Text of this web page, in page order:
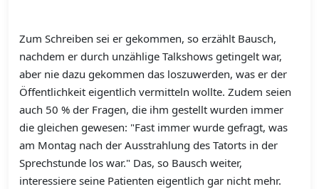
Zum Schreiben sei er gekommen, so erzählt Bausch,
nachdem er durch unzählige Talkshows getingelt war,
aber nie dazu gekommen das loszuwerden, was er der
Öffentlichkeit eigentlich vermitteln wollte. Zudem seien
auch 50 % der Fragen, die ihm gestellt wurden immer
die gleichen gewesen: "Fast immer wurde gefragt, was
am Montag nach der Ausstrahlung des Tatorts in der
Sprechstunde los war." Das, so Bausch weiter,
interessiere seine Patienten eigentlich gar nicht mehr.